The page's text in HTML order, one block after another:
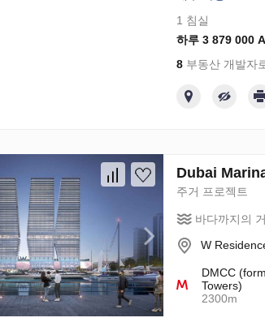
1 침실
하루 3 879 000
8부동산 개발자
Dubai
주거 프로젝트
바다까지의
W
DMCC
Towers)
2300m